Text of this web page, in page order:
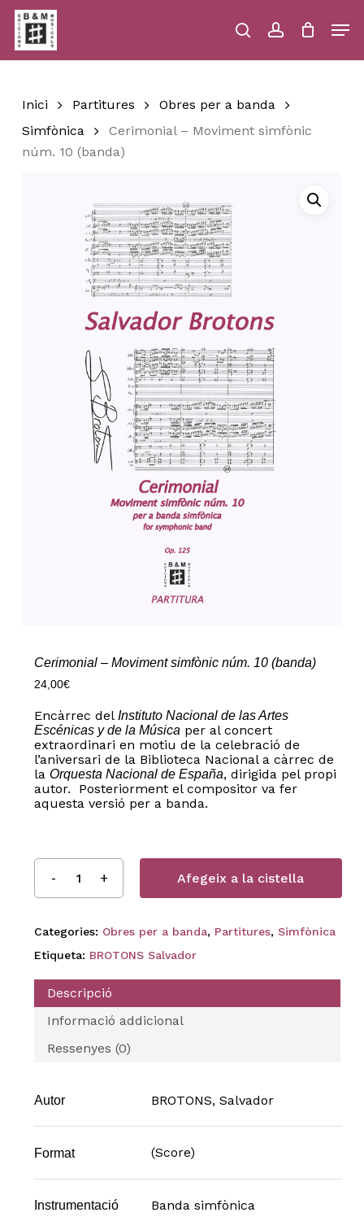
Skip
main
content
searchaccount
Close
Inici Partitures
Obres per a banda
Simfònica
Cerimonial – Moviment simfònic
núm. 10 (banda)
Cerimonial – Moviment simfònic núm. 10 (banda)
24,00€
Encàrrec del Instituto Nacional de las Artes
Escénicas y de la Música per al concert
extraordinari en motiu de la celebració de
l’aniversari de la Biblioteca Nacional a càrrec de
la Orquesta Nacional de España, dirigida pel propi
autor. Posteriorment el compositor va fer
aquesta versió per a banda.
Afegeix a la cistella
Categories: Obres per a banda, Partitures, Simfònica
Etiqueta: BROTONS Salvador
Descripció
Informació addicional
Ressenyes (0)
Autor BROTONS, Salvador
Format (Score)
Instrumentació Banda simfònica
Menu